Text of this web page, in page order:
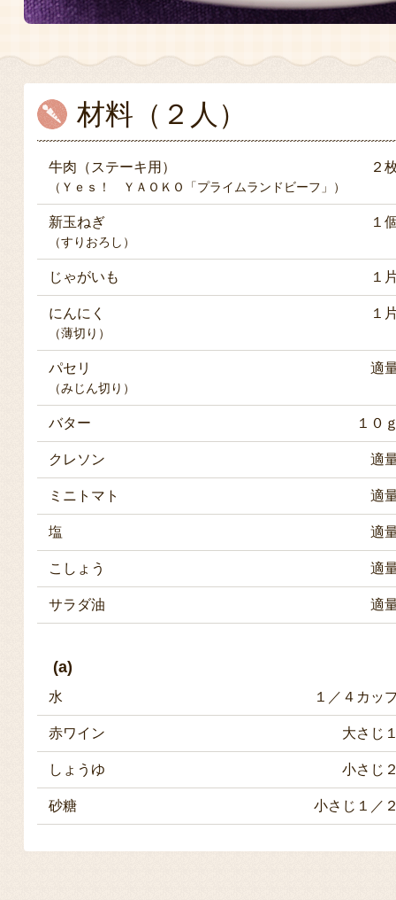
材料（２人）
牛肉（ステーキ用） ２
（Ｙｅｓ！ ＹＡＯＫＯ「プライムランドビーフ」）
新玉ねぎ １
（すりおろし）
じゃがいも １
にんにく １
（薄切り）
パセリ 適
（みじん切り）
バター １０
クレソン 適
ミニトマト 適
塩 適
こしょう 適
サラダ油 適
(a)
水 １／４カッ
赤ワイン 大さじ
しょうゆ 小さじ
砂糖 小さじ１／